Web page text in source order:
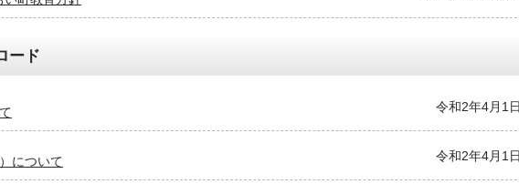
ード
令和2年4月1日
について 令和2年4月1日